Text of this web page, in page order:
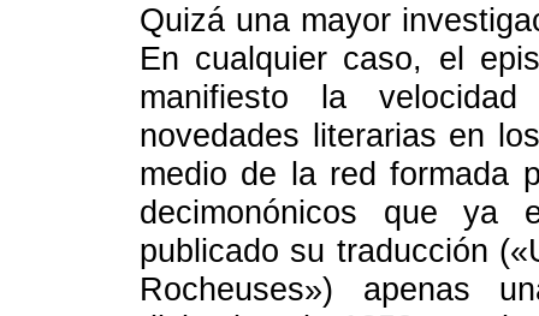
Quizá una mayor
En cualquier caso, el
manifiesto la
novedades literarias en
medio de la red formada
decimonónicos que ya
publicado su traducción
Rocheuses») apenas